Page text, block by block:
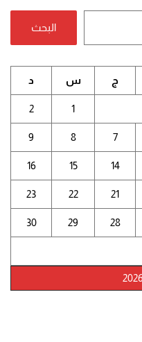
البحث
ج س د
1
2
7
8
9
14
15
16
21
22
23
28
29
30